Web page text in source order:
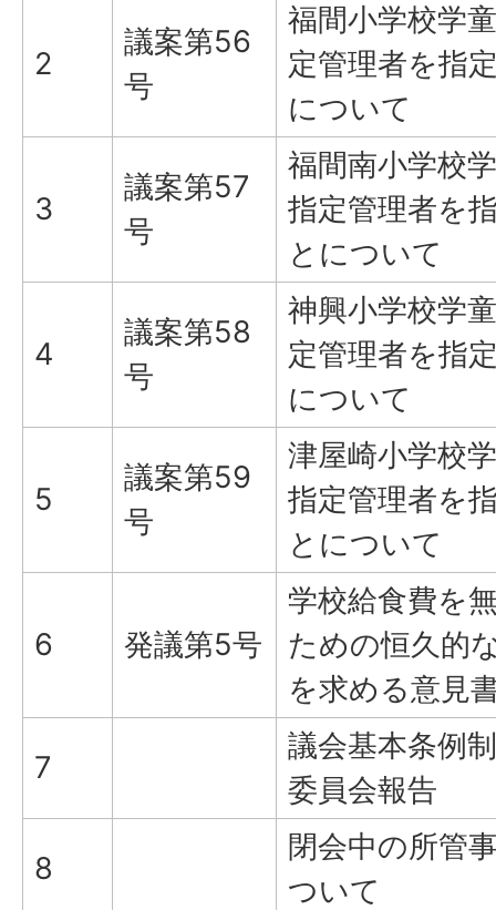
2
議案第56
号
福間小学校学
定管理者を指
について
3
議案第57
号
福間南小学校
指定管理者を
とについて
4
議案第58
号
神興小学校学
定管理者を指
について
5
議案第59
号
津屋崎小学校
指定管理者を
とについて
6 発議第5号
学校給食費を
ための恒久的
を求める意見
7
議会基本条例
委員会報告
8
閉会中の所管
ついて